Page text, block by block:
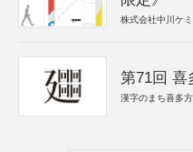
株式会社中川ケ
第71回 喜
漢字のまち喜多方